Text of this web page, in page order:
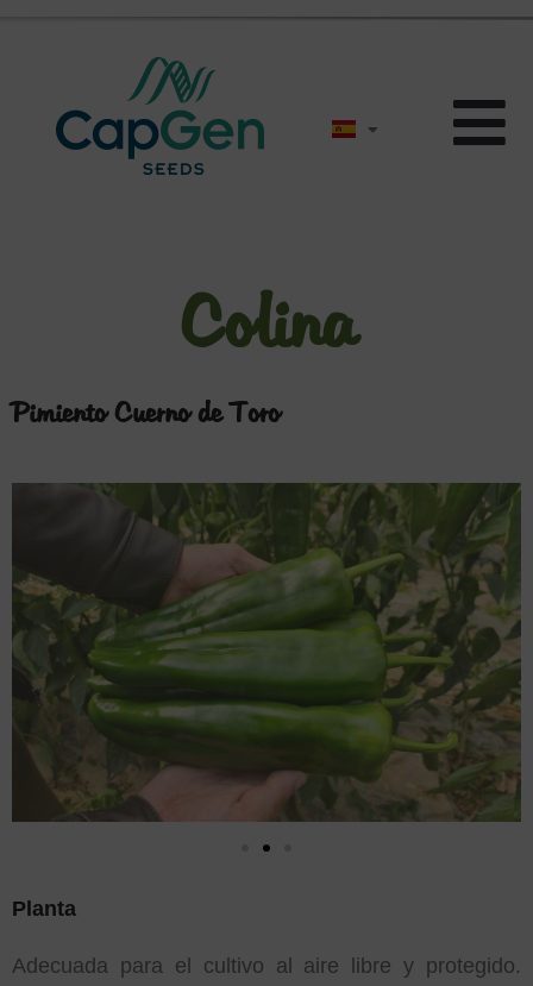
Colina
Pimiento Cuerno de Toro
Planta
Adecuada para el cultivo al aire libre y protegido.